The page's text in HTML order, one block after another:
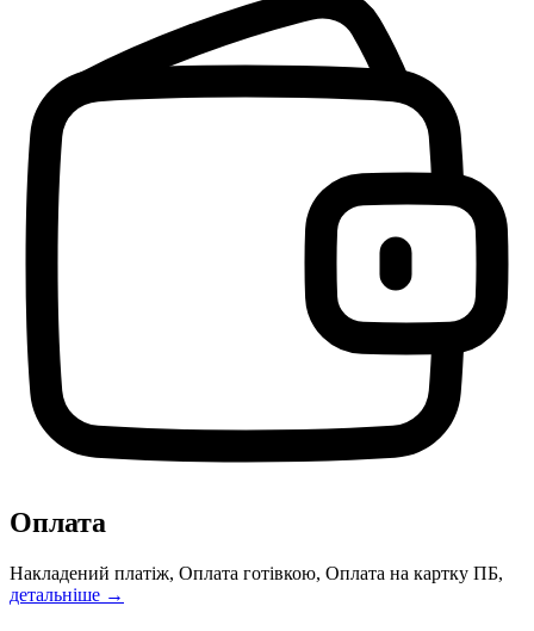
Оплата
Накладений платіж, Оплата готівкою, Оплата на картку ПБ,
детальніше →